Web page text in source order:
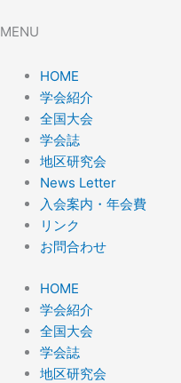
MENU
HOME
学会紹介
全国大会
学会誌
地区研究会
News Letter
入会案内・年会費
リンク
お問合わせ
HOME
学会紹介
全国大会
学会誌
地区研究会